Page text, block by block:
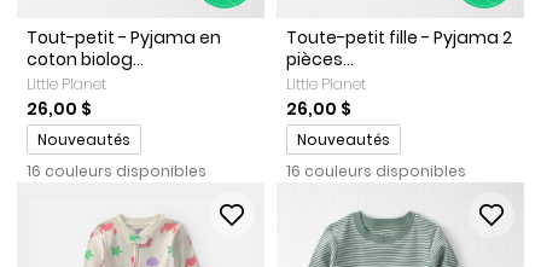
Tout-petit - Pyjama en
coton biolog...
Little Planet
26,00 $
Promotions
Nouveautés
16 couleurs disponibles
Toute-petit fille - Pyjama 2
pièces...
Little Planet
26,00 $
Promotions
Nouveautés
16 couleurs disponibles